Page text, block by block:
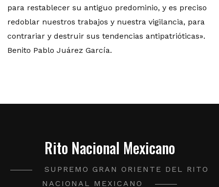
para restablecer su antiguo predominio, y es preciso
redoblar nuestros trabajos y nuestra vigilancia, para
contrariar y destruir sus tendencias antipatrióticas».
Benito Pablo Juárez García.
Rito Nacional Mexicano
SUPREMO GRAN ORIENTE DEL RITO
NACIONAL MEXICANO